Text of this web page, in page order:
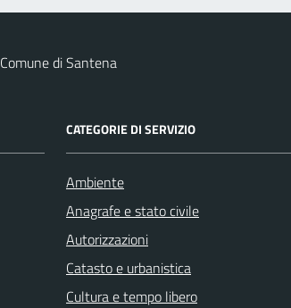
Comune di Santena
CATEGORIE DI SERVIZIO
Ambiente
Anagrafe e stato civile
Autorizzazioni
Catasto e urbanistica
Cultura e tempo libero